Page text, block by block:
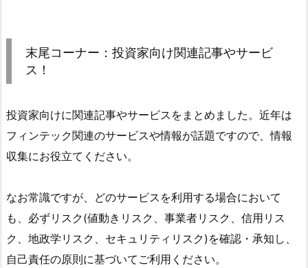
末尾コーナー：投資家向け関連記事やサービ
ス！
投資家向けに関連記事やサービスをまとめました。近年は
フィンテック関連のサービスや情報が話題ですので、情報
収集にお役立てください。
なお常識ですが、どのサービスを利用する場合において
も、必ずリスク(値動きリスク、事業者リスク、信用リス
ク、地政学リスク、セキュリティリスク)を確認・承知し、
自己責任の原則に基づいてご利用ください。